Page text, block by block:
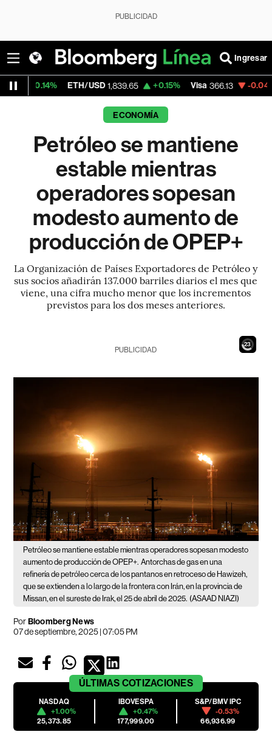
PUBLICIDAD
Ingresar
ETH/USD 1,839.65 +0.15% Visa 366.13 -0.04%
ECONOMÍA
Petróleo se mantiene
estable mientras
operadores sopesan
modesto aumento de
producción de OPEP+
La Organización de Países Exportadores de Petróleo y
sus socios añadirán 137.000 barriles diarios el mes que
viene, una cifra mucho menor que los incrementos
previstos para los dos meses anteriores.
21
PUBLICIDAD
Petróleo se mantiene estable mientras operadores sopesan modesto
aumento de producción de OPEP+. Antorchas de gas en una
refinería de petróleo cerca de los pantanos en retroceso de Hawizeh,
que se extienden a lo largo de la frontera con Irán, en la provincia de
Missan, en el sureste de Irak, el 25 de abril de 2025. (ASAAD NIAZI)
PorBloomberg News
07 de septiembre, 2025 | 07:05 PM
ÚLTIMAS COTIZACIONES
NASDAQ
+1.00%
25,373.85
IBOVESPA
+0.47%
177,999.00
S&P/BMV IPC
-0.53%
66,936.99